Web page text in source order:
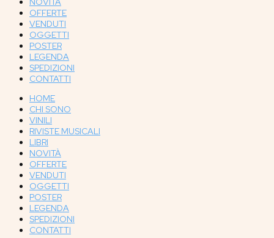
OFFERTE
VENDUTI
OGGETTI
POSTER
LEGENDA
SPEDIZIONI
CONTATTI
HOME
CHI SONO
VINILI
RIVISTE MUSICALI
LIBRI
NOVITÀ
OFFERTE
VENDUTI
OGGETTI
POSTER
LEGENDA
SPEDIZIONI
CONTATTI